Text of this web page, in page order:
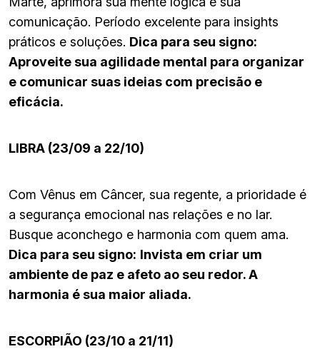
comunicação. Período excelente para insights
práticos e soluções. Dica para seu signo:
Aproveite sua agilidade mental para organizar
e comunicar suas ideias com precisão e
eficácia.
LIBRA (23/09 a 22/10)
Com Vênus em Câncer, sua regente, a prioridade é
a segurança emocional nas relações e no lar.
Busque aconchego e harmonia com quem ama.
Dica para seu signo: Invista em criar um
ambiente de paz e afeto ao seu redor. A
harmonia é sua maior aliada.
ESCORPIÃO (23/10 a 21/11)